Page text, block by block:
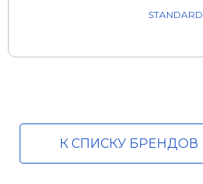
STANDARD
К СПИСКУ БРЕНДОВ